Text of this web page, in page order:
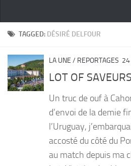
ACTUALITÉ
PORTRAITS
LIVRES
Entrées
TAGGED: DÉSIRÉ DELFOUR
LA UNE / REPORTAGES 24
LOT OF
Un truc de ouf à
d’envoi de la demie
l’Uruguay,
accosté du côté du
au match depuis ma